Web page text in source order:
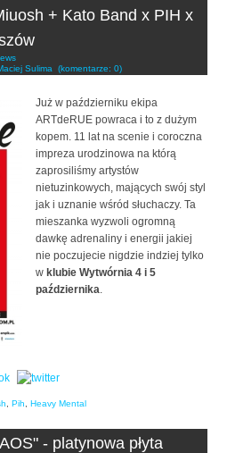
+ Kato Band x PIH x
Sulima (komentarze: 0)
Już w październiku ekipa
ARTdeRUE powraca i to z dużym
kopem. 11 lat na scenie i coroczna
impreza urodzinowa na którą
zaprosiliśmy artystów
nietuzinkowych, mających swój styl
jak i uznanie wśród słuchaczy. Ta
mieszanka wyzwoli ogromną
dawkę adrenaliny i energii jakiej
nie poczujecie nigdzie indziej tylko
w klubie Wytwórnia 4 i 5
października
Pih Heavy Mental
- platynowa płyta